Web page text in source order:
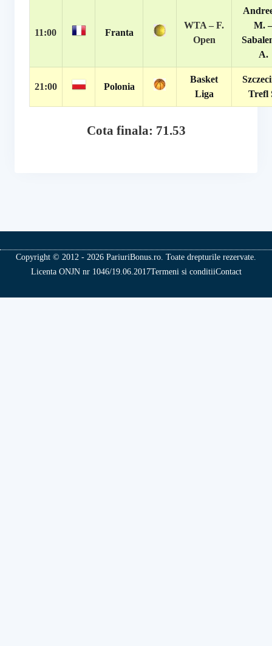
11:00 Franta
WTA – F.
Open
M. –
A.
21:00 Polonia
Basket
Liga
Trefl
Cota finala: 71.53
Copyright © 2012 - 2026 PariuriBonus.ro. Toate drepturile rezervate.
Licenta ONJN nr 1046/19.06.2017Termeni si conditiiContact